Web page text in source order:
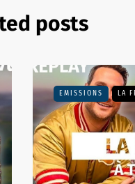
posts
EMISSIONS LA